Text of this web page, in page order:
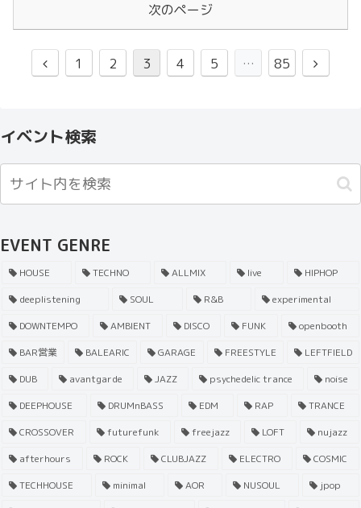
次のページ
1 2 3 4 5 … 85
イベント検索
EVENT GENRE
HOUSE TECHNO ALLMIX live
HIPHOP
deeplistening
SOUL R&B
experimental
DOWNTEMPO
AMBIENT DISCO FUNK
openbooth
BAR営業
BALEARIC GARAGE FREESTYLE
LEFTFIELD
DUB
avantgarde JAZZ psychedelic trance
noise
DEEPHOUSE
DRUMnBASS EDM RAP
TRANCE
CROSSOVER
futurefunk freejazz LOFT
nujazz
afterhours
ROCK CLUBJAZZ ELECTRO
COSMIC
TECHHOUSE
minimal AOR NUSOUL
jpop